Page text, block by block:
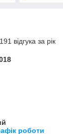
відгука за рік
роботи